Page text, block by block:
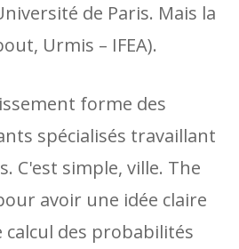
de Paris. Mais la
Urmis – IFEA).
forme des
spécialisés travaillant
C'est simple, ville. The
avoir une idée claire
calcul des probabilités